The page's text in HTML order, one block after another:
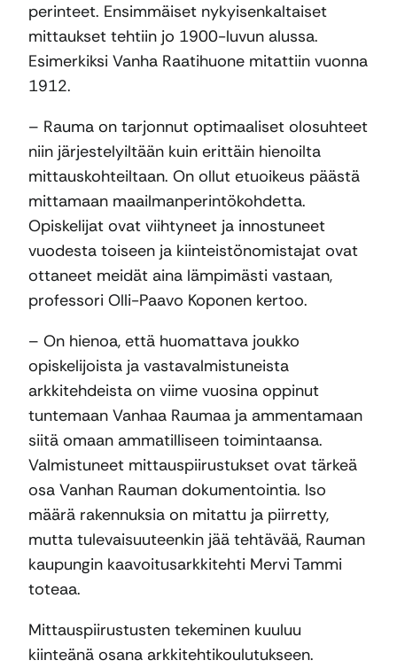
perinteet. Ensimmäiset nykyisenkaltaiset
mittaukset tehtiin jo 1900-luvun alussa.
Esimerkiksi Vanha Raatihuone mitattiin vuonna
1912.
– Rauma on tarjonnut optimaaliset olosuhteet
niin järjestelyiltään kuin erittäin hienoilta
mittauskohteiltaan. On ollut etuoikeus päästä
mittamaan maailmanperintökohdetta.
Opiskelijat ovat viihtyneet ja innostuneet
vuodesta toiseen ja kiinteistönomistajat ovat
ottaneet meidät aina lämpimästi vastaan,
professori Olli-Paavo Koponen kertoo.
– On hienoa, että huomattava joukko
opiskelijoista ja vastavalmistuneista
arkkitehdeista on viime vuosina oppinut
tuntemaan Vanhaa Raumaa ja ammentamaan
siitä omaan ammatilliseen toimintaansa.
Valmistuneet mittauspiirustukset ovat tärkeä
osa Vanhan Rauman dokumentointia. Iso
määrä rakennuksia on mitattu ja piirretty,
mutta tulevaisuuteenkin jää tehtävää, Rauman
kaupungin kaavoitusarkkitehti Mervi Tammi
toteaa.
Mittauspiirustusten tekeminen kuuluu
kiinteänä osana arkkitehtikoulutukseen.